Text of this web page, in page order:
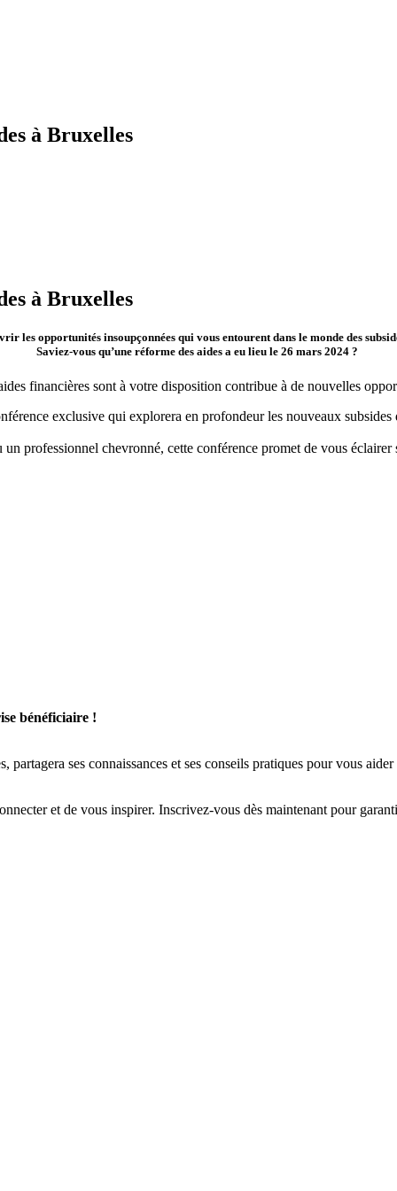
à Bruxelles
à Bruxelles
les opportunités insoupçonnées qui vous entourent dans le monde des
Saviez-vous qu’une réforme des aides a eu lieu le 26 mars 2024 ?
financières sont à votre disposition contribue à de nouvelles
exclusive qui explorera en profondeur les nouveaux subsides
professionnel chevronné, cette conférence promet de vous
bénéficiaire !
partagera ses connaissances et ses conseils pratiques pour vous
et de vous inspirer. Inscrivez-vous dès maintenant pour